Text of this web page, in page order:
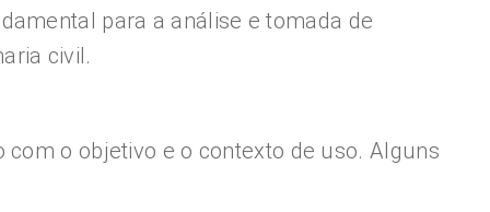
para a análise e tomada de
civil.
o objetivo e o contexto de uso. Alguns